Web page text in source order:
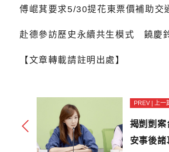
傅崐萁要求5/30提花東票價補助
赴德參訪歷史永續共生模式 饒慶
【文章轉載請註明出處】
PREV | 上一
揭剴剴
安事後